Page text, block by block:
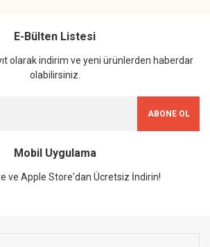
E-Bülten Listesi
olarak indirim ve yeni ürünlerden haberdar
olabilirsiniz.
ABONE OL
Mobil Uygulama
ve Apple Store'dan Ücretsiz İndirin!